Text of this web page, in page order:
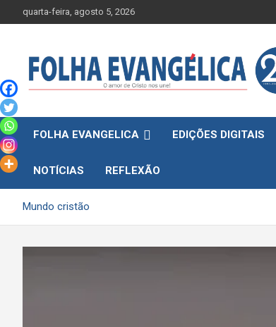
to
quarta-feira, agosto 5, 2026
FOLHA EVANGELICA EDIÇÕES DIGITAIS
NOTÍCIAS REFLEXÃO
Mundo cristão